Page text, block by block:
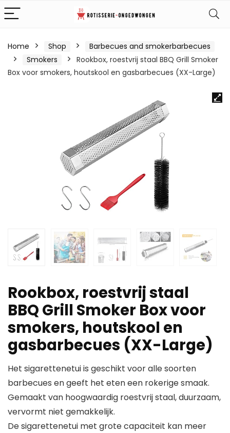
Home Shop
Barbecues and smokerbarbecues
Smokers
Rookbox, roestvrij staal BBQ Grill Smoker
Box voor smokers, houtskool en gasbarbecues (XX-Large)
Rookbox, roestvrij staal
BBQ Grill Smoker Box voor
smokers, houtskool en
gasbarbecues (XX-Large)
Het sigarettenetui is geschikt voor alle soorten
barbecues en geeft het eten een rokerige smaak.
Gemaakt van hoogwaardig roestvrij staal, duurzaam,
vervormt niet gemakkelijk.
De sigarettenetui met grote capaciteit kan meer